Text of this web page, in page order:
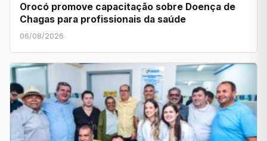
Orocó promove capacitação sobre Doença de
Chagas para profissionais da saúde
06/08/2026